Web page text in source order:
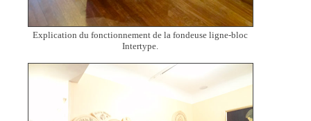
Explication du fonctionnement de la fondeuse ligne-bloc
Intertype.